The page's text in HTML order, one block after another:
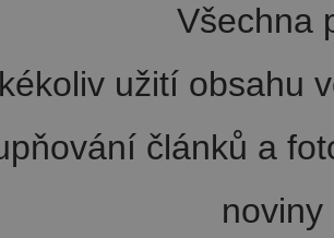
Všechna
užití obsahu
článků a